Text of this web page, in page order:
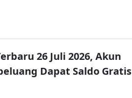
26 Juli 2026, Akun
Dapat Saldo Gratis